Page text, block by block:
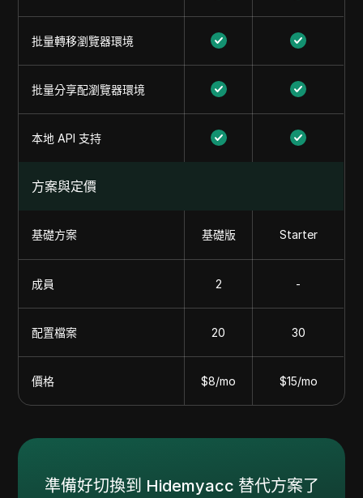
批量轉移瀏覽器環境
批量分享配瀏覽器環境
本地 API 支持
方案與定價
基礎方案 基礎版 Starter
成員 2 -
配置檔案 20 30
價格 $8/mo $15/mo
準備好切換到 Hidemyacc 替代方案了